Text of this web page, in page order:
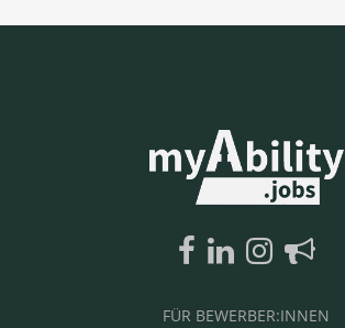
FÜR BEWERBER:INNEN